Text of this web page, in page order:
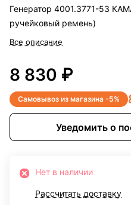
Генератор 4001.3771-53
ручейковый ремень)
Все описание
8 830 ₽
Самовывоз из магазина -5%
Уведомить о
Нет в наличии
Рассчитать доставку